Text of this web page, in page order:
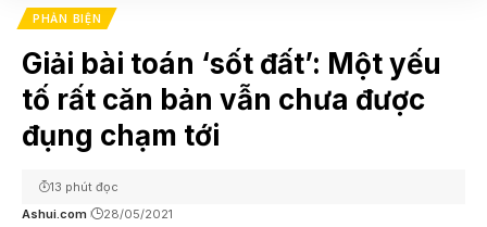
PHẢN BIỆN
Giải bài toán ‘sốt đất’: Một yếu
tố rất căn bản vẫn chưa được
đụng chạm tới
Ashui.com 28/05/2021
13 phút đọc